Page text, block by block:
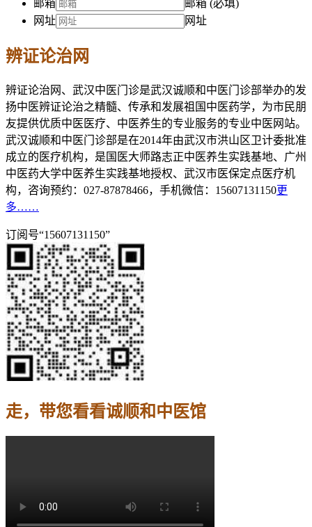
邮箱
邮箱 (必填)
网址
网址
辨证论治网
辨证论治网、武汉中医门诊是武汉诚顺和中医门诊部举办的发
扬中医辨证论治之精髓、传承和发展祖国中医药学，为市民朋
友提供优质中医医疗、中医养生的专业服务的专业中医网站。
武汉诚顺和中医门诊部是在2014年由武汉市洪山区卫计委批准
成立的医疗机构，是国医大师路志正中医养生实践基地、广州
中医药大学中医养生实践基地授权、武汉市医保定点医疗机
构，咨询预约：027-87878466，手机微信：15607131150更
多……
订阅号“15607131150”
走，带您看看诚顺和中医馆